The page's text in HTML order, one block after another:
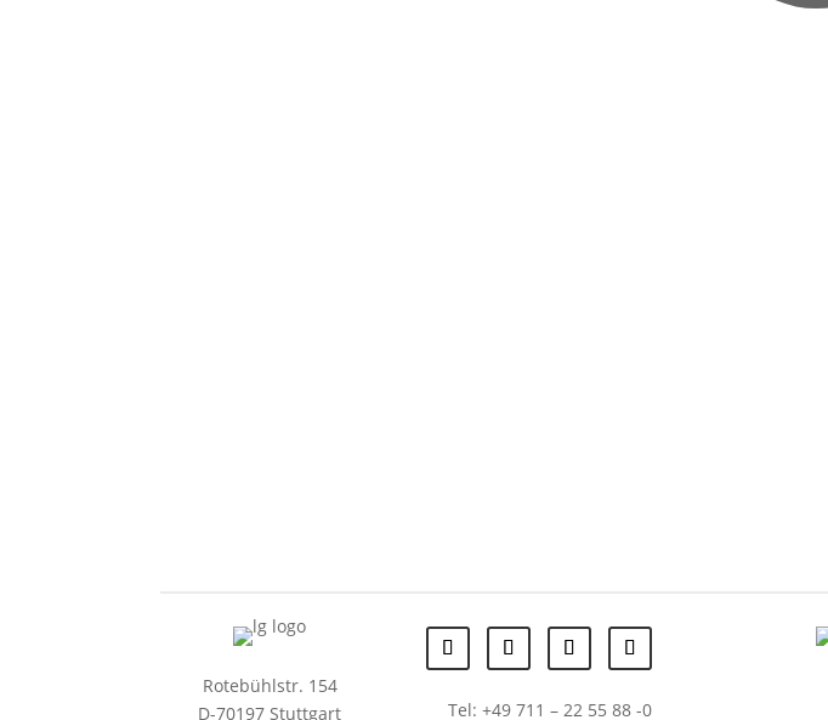
Rotebühlstr. 154
D-70197 Stuttgart
Tel: +49 711 – 22 55 88 -0